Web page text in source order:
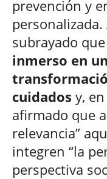
prevención y
subrayado que
inmerso en
cuidados y,
afirmado que
relevancia”
integren “la
perspectiva